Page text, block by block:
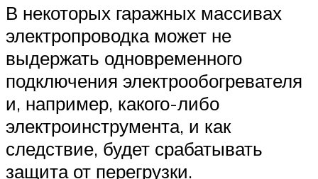
В некоторых гаражных массивах
электропроводка может не
выдержать одновременного
подключения электрообогревателя
и, например, какого-либо
электроинструмента, и как
следствие, будет срабатывать
защита от перегрузки.